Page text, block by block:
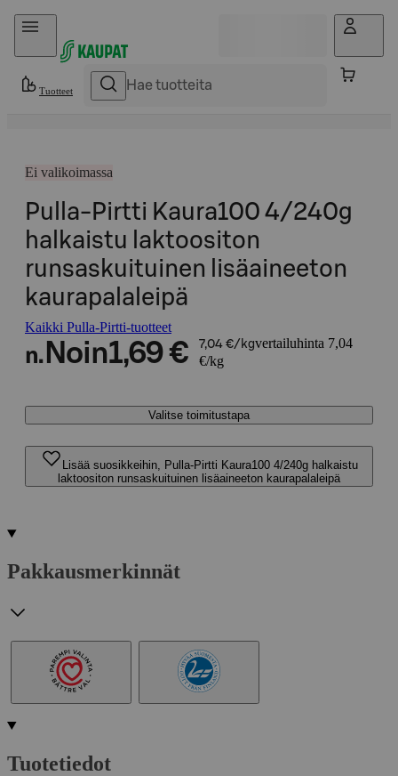
Hyppää sisältöön
Tuotteet
Ei valikoimassa
Pulla-Pirtti Kaura100 4/240g
halkaistu laktoositon
runsaskuituinen lisäaineeton
kaurapalaleipä
Kaikki Pulla-Pirtti-tuotteet
n. Noin1,69 € 7,04 €/kgvertailuhinta 7,04
€/kg
Valitse toimitustapa
Lisää suosikkeihin, Pulla-Pirtti Kaura100 4/240g halkaistu
laktoositon runsaskuituinen lisäaineeton kaurapalaleipä
Pakkausmerkinnät
Tuotetiedot